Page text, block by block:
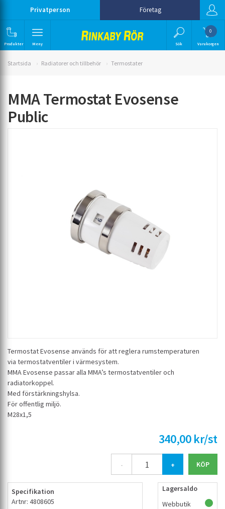
Privatperson Företag
Produkter Meny Sök
0
Varukorgen
Startsida Radiatorer och tillbehör Termostater
MMA Termostat Evosense
Public
Termostat Evosense används för att reglera rumstemperaturen
via termostatventiler i värmesystem.
MMA Evosense passar alla MMA’s termostatventiler och
radiatorkoppel.
Med förstärkningshylsa.
För offentlig miljö.
M28x1,5
340,00 kr/st
- +
Specifikation
Artnr: 4808605
Lagersaldo
Webbutik